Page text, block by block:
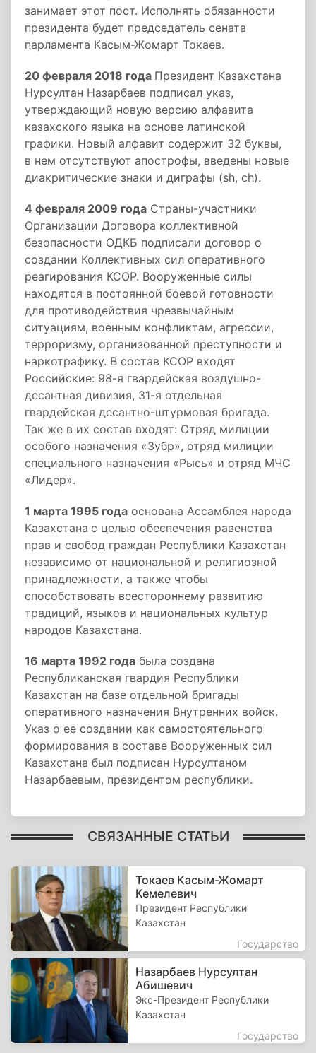
занимает этот пост. Исполнять обязанности
президента будет председатель сената
парламента Касым-Жомарт Токаев.
20 февраля 2018 года Президент Казахстана
Нурсултан Назарбаев подписал указ,
утверждающий новую версию алфавита
казахского языка на основе латинской
графики. Новый алфавит содержит 32 буквы,
в нем отсутствуют апострофы, введены новые
диакритические знаки и диграфы (sh, ch).
4 февраля 2009 года Страны-участники
Организации Договора коллективной
безопасности ОДКБ подписали договор о
создании Коллективных сил оперативного
реагирования КСОР. Вооруженные силы
находятся в постоянной боевой готовности
для противодействия чрезвычайным
ситуациям, военным конфликтам, агрессии,
терроризму, организованной преступности и
наркотрафику. В состав КСОР входят
Российские: 98-я гвардейская воздушно-
десантная дивизия, 31-я отдельная
гвардейская десантно-штурмовая бригада.
Так же в их состав входят: Отряд милиции
особого назначения «Зубр», отряд милиции
специального назначения «Рысь» и отряд МЧС
«Лидер».
1 марта 1995 года основана Ассамблея народа
Казахстана с целью обеспечения равенства
прав и свобод граждан Республики Казахстан
независимо от национальной и религиозной
принадлежности, а также чтобы
способствовать всестороннему развитию
традиций, языков и национальных культур
народов Казахстана.
16 марта 1992 года была создана
Республиканская гвардия Республики
Казахстан на базе отдельной бригады
оперативного назначения Внутренних войск.
Указ о ее создании как самостоятельного
формирования в составе Вооруженных сил
Казахстана был подписан Нурсултаном
Назарбаевым, президентом республики.
СВЯЗАННЫЕ СТАТЬИ
Токаев Касым-Жомарт
Кемелевич
Президент Республики
Казахстан
Государство
Назарбаев Нурсултан
Абишевич
Экс-Президент Республики
Казахстан
Государство